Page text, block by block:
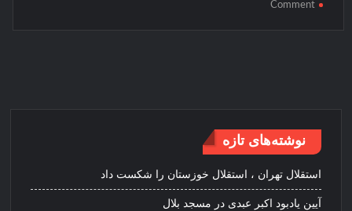
Comment
on
،
نظام
نوشته‌های تازه
استقلال تهران ، استقلال خوزستان را شکست داد
آیین یادبود اکبر عبدی در مسجد بلال